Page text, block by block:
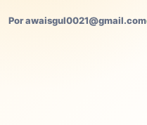
Por awaisgul0021@gmail.com